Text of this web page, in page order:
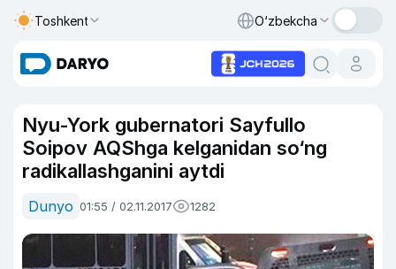
Toshkent O‘zbekcha
Nyu-York gubernatori Sayfullo
Soipov AQShga kelganidan so‘ng
radikallashganini aytdi
Dunyo 01:55 / 02.11.2017 1282